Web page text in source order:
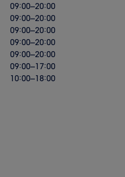
09:00–20:00
09:00–20:00
09:00–20:00
09:00–20:00
09:00–20:00
09:00–17:00
10:00–18:00